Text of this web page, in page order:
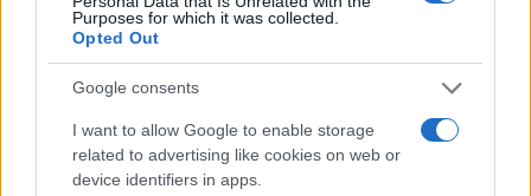
Purposes for which it was collected.
Opted Out
Google consents
I want to allow Google to enable storage
related to advertising like cookies on web or
device identifiers in apps.
Continua a leggere